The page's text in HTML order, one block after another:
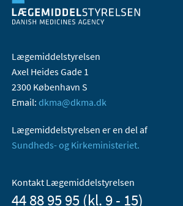
Lægemiddelstyrelsen
Axel Heides Gade 1
2300 København S
Email: dkma@dkma.dk
Lægemiddelstyrelsen er en del af
Sundheds- og Kirkeministeriet.
Kontakt Lægemiddelstyrelsen
44 88 95 95 (kl. 9 - 15)